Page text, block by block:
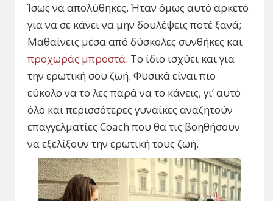
Ίσως να απολύθηκες. Ήταν όμως αυτό αρκετό
για να σε κάνει να μην δουλέψεις ποτέ ξανά;
Μαθαίνεις μέσα από δύσκολες συνθήκες και
προχωράς μπροστά. Το ίδιο ισχύει και για
την ερωτική σου ζωή. Φυσικά είναι πιο
εύκολο να το λες παρά να το κάνεις, γι’ αυτό
όλο και περισσότερες γυναίκες αναζητούν
επαγγελματίες Coach που θα τις βοηθήσουν
να εξελίξουν την ερωτική τους ζωή.